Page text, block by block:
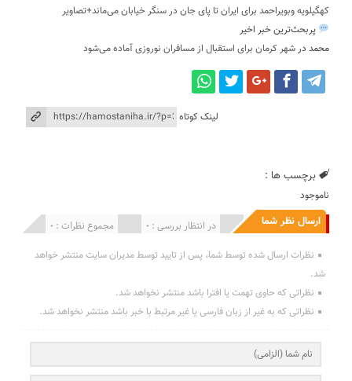
کهگیلویه وبویراحمد برای ایران تا پای جان در سنگر خیابان می‌ماند+تصاویر
پربحث‌ترین خبر اخیر
محمد درشهر کرمان برای استقبال از مسافران نوروزی آماده می‌شود
لینک کوتاه
برچسب ها :
ناموجود
ارسال نظر شما مجموع نظرات : 0 در انتظار بررسی : 0 انتشار یافته : 0
نظرات ارسال شده توسط شما، پس از تایید توسط مدیران سایت منتشر خواهد
شد.
نظراتی که حاوی تهمت یا افترا باشد منتشر نخواهد شد.
نظراتی که به غیر از زبان فارسی یا غیر مرتبط با خبر باشد منتشر نخواهد شد.